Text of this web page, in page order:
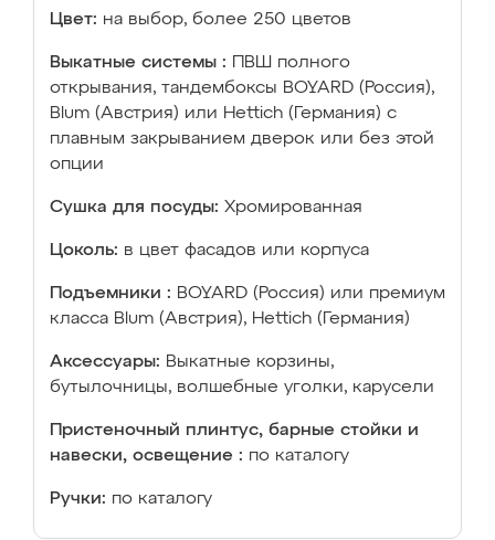
Цвет: на выбор, более 250 цветов
Выкатные системы :
ПВШ полного
открывания, тандембоксы BOYARD (Россия),
Blum (Австрия) или Hettich (Германия) с
плавным закрыванием дверок или без этой
опции
Сушка для посуды: Хромированная
Цоколь: в цвет фасадов или корпуса
Подъемники : BOYARD (Россия) или премиум
класса Blum (Австрия), Hettich (Германия)
Аксессуары: Выкатные корзины,
бутылочницы, волшебные уголки, карусели
Пристеночный плинтус, барные стойки и
навески, освещение : по каталогу
Ручки: по каталогу